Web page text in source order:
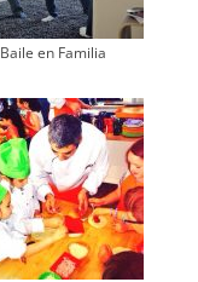
Baile en Familia